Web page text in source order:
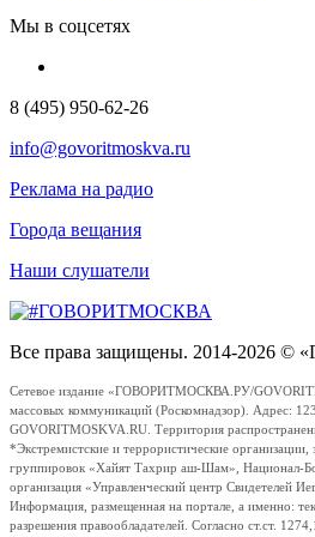
Мы в соцсетях
8 (495) 950-62-26
info@govoritmoskva.ru
Реклама на радио
Города вещания
Наши слушатели
Все права защищены. 2014-2026 ©
Сетевое издание «ГОВОРИТМОСКВА.РУ/
массовых коммуникаций (Роскомнадзор). Адрес:
GOVORITMOSKVA.RU. Территория
*Экстремистские и террористические
группировок «Хайят Тахрир аш-Шам», Национал-
организация «Управленческий центр Свидетелей
Информация, размещенная на портале, а именно:
разрешения правообладателей. Согласно ст.ст.